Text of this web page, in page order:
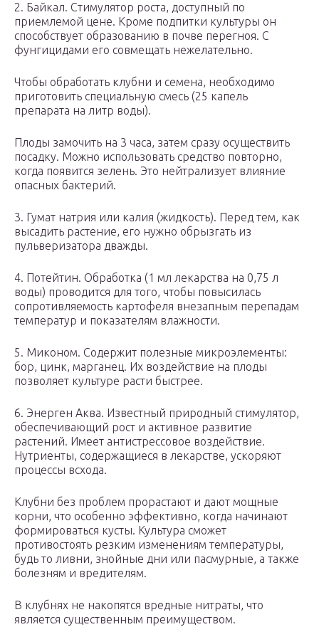
2. Байкал. Стимулятор роста, доступный по
приемлемой цене. Кроме подпитки культуры он
способствует образованию в почве перегноя. С
фунгицидами его совмещать нежелательно.
Чтобы обработать клубни и семена, необходимо
приготовить специальную смесь (25 капель
препарата на литр воды).
Плоды замочить на 3 часа, затем сразу осуществить
посадку. Можно использовать средство повторно,
когда появится зелень. Это нейтрализует влияние
опасных бактерий.
3. Гумат натрия или калия (жидкость). Перед тем, как
высадить растение, его нужно обрызгать из
пульверизатора дважды.
4. Потейтин. Обработка (1 мл лекарства на 0,75 л
воды) проводится для того, чтобы повысилась
сопротивляемость картофеля внезапным перепадам
температур и показателям влажности.
5. Миконом. Содержит полезные микроэлементы:
бор, цинк, марганец. Их воздействие на плоды
позволяет культуре расти быстрее.
6. Энерген Аква. Известный природный стимулятор,
обеспечивающий рост и активное развитие
растений. Имеет антистрессовое воздействие.
Нутриенты, содержащиеся в лекарстве, ускоряют
процессы всхода.
Клубни без проблем прорастают и дают мощные
корни, что особенно эффективно, когда начинают
формироваться кусты. Культура сможет
противостоять резким изменениям температуры,
будь то ливни, знойные дни или пасмурные, а также
болезням и вредителям.
В клубнях не накопятся вредные нитраты, что
является существенным преимуществом.